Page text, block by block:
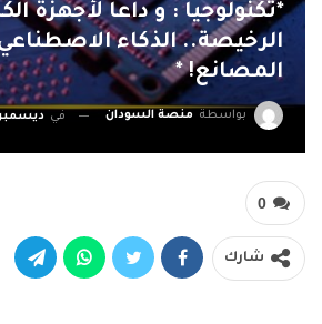
*تكنولوجيا : و داعاً لأجهزة
الرخيصة.. الذكاء
المصانع! *
بواسطة منصة السودان في ديسمبر 20,
0
شارك